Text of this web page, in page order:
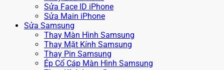
Sửa Face ID iPhone
Sửa Main iPhone
Sửa Samsung
Thay Màn Hình Samsung
Thay Mặt Kính Samsung
Thay Pin Samsung
Ép Cổ Cáp Màn Hình Samsung